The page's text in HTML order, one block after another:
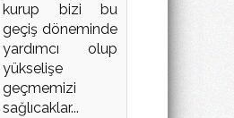
kurup bizi bu
geçiş döneminde
yardımcı olup
yükselişe
geçmemizi
sağlıcaklar...